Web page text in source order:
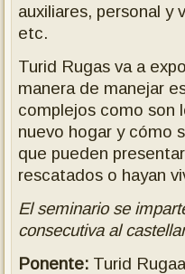
auxiliares, personal y
etc.
Turid Rugas va a
manera de manejar
complejos como son
nuevo hogar y cómo
que pueden
rescatados o hayan
El seminario se
consecutiva al
Ponente: Turid